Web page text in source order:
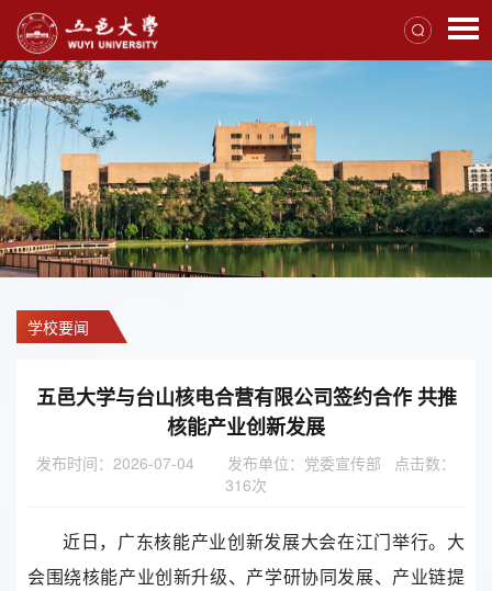
学校要闻
五邑大学与台山核电合营有限公司签约合作 共推
核能产业创新发展
发布时间：2026-07-04
发布单位：党委宣传部 点击数：
316次
近日，广东核能产业创新发展大会在江门举行。大
会围绕核能产业创新升级、产学研协同发展、产业链提